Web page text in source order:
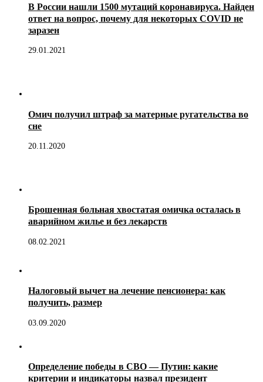
В России нашли 1500 мутаций коронавируса. Найден
ответ на вопрос, почему для некоторых COVID не
заразен
29.01.2021
Омич получил штраф за матерные ругательства во
сне
20.11.2020
Брошенная больная хвостатая омичка осталась в
аварийном жилье и без лекарств
08.02.2021
Налоговый вычет на лечение пенсионера: как
получить, размер
03.09.2020
Определение победы в СВО — Путин: какие
критерии и индикаторы назвал президент